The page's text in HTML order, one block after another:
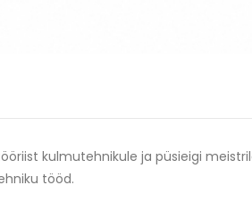
kulmutehnikule ja püsieigi
tööd.